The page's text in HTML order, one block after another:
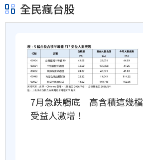
全民瘋台股
7月急跌觸底　高含積這幾檔
受益人激增！